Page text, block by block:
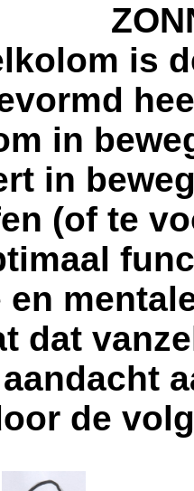
is
in
in
(of te
en
dat
de